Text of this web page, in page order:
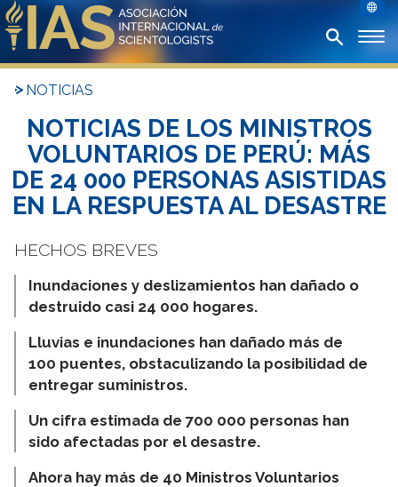
NOTICIAS
NOTICIAS DE LOS MINISTROS
VOLUNTARIOS DE PERÚ: MÁS
DE 24 000 PERSONAS ASISTIDAS
EN LA RESPUESTA AL DESASTRE
Inundaciones y deslizamientos han dañado o
destruido casi 24 000 hogares.
Lluvias e inundaciones han dañado más de
100 puentes, obstaculizando la posibilidad de
entregar suministros.
Un cifra estimada de 700 000 personas han
sido afectadas por el desastre.
Ahora hay más de 40 Ministros Voluntarios